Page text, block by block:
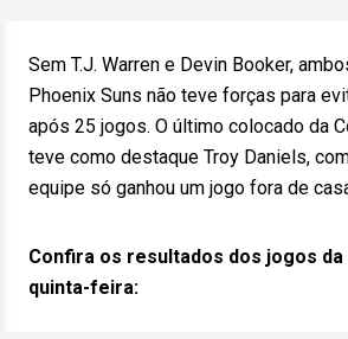
Sem T.J. Warren e Devin Booker,
Phoenix Suns não teve forças para
após 25 jogos. O último colocado da
teve como destaque Troy Daniels,
equipe só ganhou um jogo fora de
Confira os resultados dos jogos da
quinta-feira: